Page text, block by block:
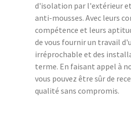
d'isolation par l'extérieur
anti-mousses. Avec leurs
compétence et leurs
de vous fournir un travail
irréprochable et des
terme. En faisant appel à
vous pouvez être sûr de
qualité sans compromis.